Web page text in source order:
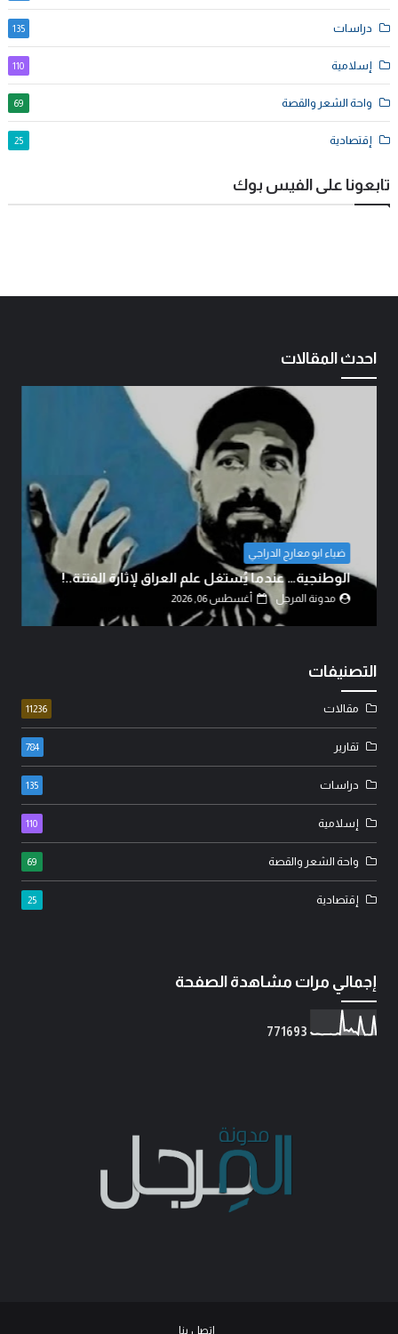
دراسات 135
إسلامية 110
واحة الشعر والقصة 69
إقتصادية 25
تابعونا على الفيس بوك
احدث المقالات
مسيرة الأربعين الاممية ثورة ضد الانانية وافشال
للمخططات الشيطانية..!
مدونة المرجل أغسطس 05, 2026
التصنيفات
مقالات 11236
تقارير 784
دراسات 135
إسلامية 110
واحة الشعر والقصة 69
إقتصادية 25
إجمالي مرات مشاهدة الصفحة
771 693
اتصل بنا